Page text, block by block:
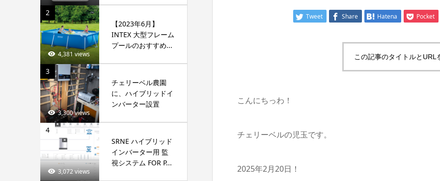
Tweet Share Hatena Pocket
この記事のタイトルとURL
こんにちっわ！
チェリーベルの児玉です。
2025年2月20日！
2
4,381 views
【2023年6月】
INTEX 大型フレーム
プールのおすすめ...
3
3,300 views
チェリーベル農園
に、ハイブリッドイ
ンバーター設置
4
3,072 views
SRNE ハイブリッド
インバーター用 監
視システム FOR P...